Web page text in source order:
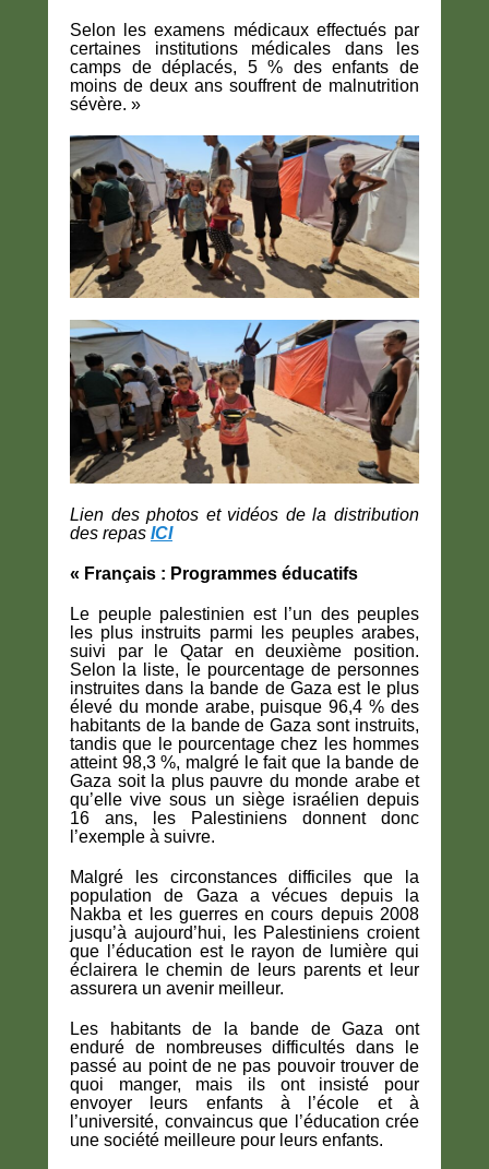
Selon les examens médicaux effectués par
certaines institutions médicales dans les
camps de déplacés, 5 % des enfants de
moins de deux ans souffrent de malnutrition
sévère. »
Lien des photos et vidéos de la distribution
des repas ICI
« Français : Programmes éducatifs
Le peuple palestinien est l’un des peuples
les plus instruits parmi les peuples arabes,
suivi par le Qatar en deuxième position.
Selon la liste, le pourcentage de personnes
instruites dans la bande de Gaza est le plus
élevé du monde arabe, puisque 96,4 % des
habitants de la bande de Gaza sont instruits,
tandis que le pourcentage chez les hommes
atteint 98,3 %, malgré le fait que la bande de
Gaza soit la plus pauvre du monde arabe et
qu’elle vive sous un siège israélien depuis
16 ans, les Palestiniens donnent donc
l’exemple à suivre.
Malgré les circonstances difficiles que la
population de Gaza a vécues depuis la
Nakba et les guerres en cours depuis 2008
jusqu’à aujourd’hui, les Palestiniens croient
que l’éducation est le rayon de lumière qui
éclairera le chemin de leurs parents et leur
assurera un avenir meilleur.
Les habitants de la bande de Gaza ont
enduré de nombreuses difficultés dans le
passé au point de ne pas pouvoir trouver de
quoi manger, mais ils ont insisté pour
envoyer leurs enfants à l’école et à
l’université, convaincus que l’éducation crée
une société meilleure pour leurs enfants.